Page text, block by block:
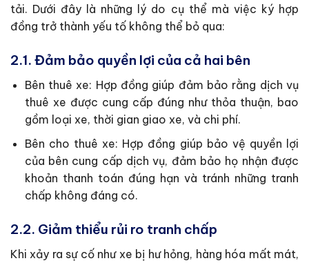
tải. Dưới đây là những lý do cụ thể mà việc ký hợp
đồng trở thành yếu tố không thể bỏ qua:
2.1. Đảm bảo quyền lợi của cả hai bên
Bên thuê xe: Hợp đồng giúp đảm bảo rằng dịch vụ
thuê xe được cung cấp đúng như thỏa thuận, bao
gồm loại xe, thời gian giao xe, và chi phí.
Bên cho thuê xe: Hợp đồng giúp bảo vệ quyền lợi
của bên cung cấp dịch vụ, đảm bảo họ nhận được
khoản thanh toán đúng hạn và tránh những tranh
chấp không đáng có.
2.2. Giảm thiểu rủi ro tranh chấp
Khi xảy ra sự cố như xe bị hư hỏng, hàng hóa mất mát,